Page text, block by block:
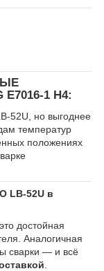
1 H4:
52U, но выгоднее
температур
положениях
LB-52U в
достойная
Аналогичная
сварки — и всё